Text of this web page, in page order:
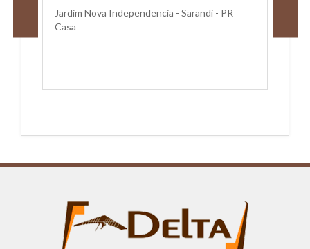
Jardim Nova Independencia - Sarandi - PR
Casa